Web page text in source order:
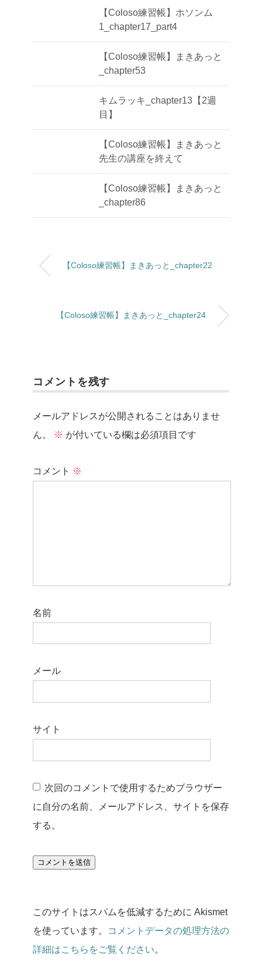
【Coloso練習帳】ホソンム
1_chapter17_part4
【Coloso練習帳】まきあっと
_chapter53
キムラッキ_chapter13【2週
目】
【Coloso練習帳】まきあっと
先生の講座を終えて
【Coloso練習帳】まきあっと
_chapter86
【Coloso練習帳】まきあっと_chapter22
【Coloso練習帳】まきあっと_chapter24
コメントを残す
メールアドレスが公開されることはありませ
ん。
※ が付いている欄は必須項目です
コメント ※
名前
メール
サイト
次回のコメントで使用するためブラウザー
に自分の名前、メールアドレス、サイトを保存
する。
このサイトはスパムを低減するために Akismet
を使っています。
コメントデータの処理方法の
詳細はこちらをご覧ください。